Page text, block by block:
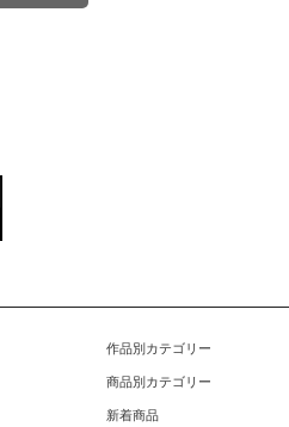
作品別カテゴリー
商品別カテゴリー
新着商品